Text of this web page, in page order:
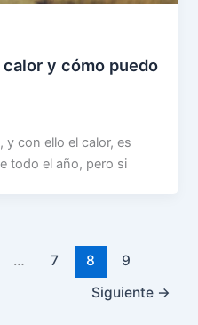
y cómo puedo
y con ello el calor, es
todo el año, pero si
… 7 8
9
Siguiente →